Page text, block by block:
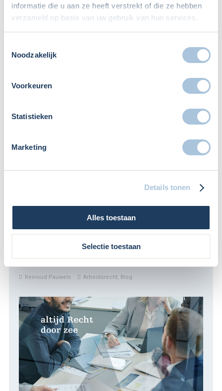
informatie die u aan ze heeft verstrekt of die ze hebben
verzameld op basis van uw gebruik van hun services.
Noodzakelijk
Voorkeuren
Statistieken
Marketing
Details tonen
Alles toestaan
Selectie toestaan
Reinoud Pauwels Ondernemingsrecht
Wat is een turboliquidatie? Een turboliquidatie is de
ontbinding van een BV, vereniging of stichting indien
er geen baten meer aanwezig zijn.
Reinoud Pauwels Arbeidsrecht, Blog